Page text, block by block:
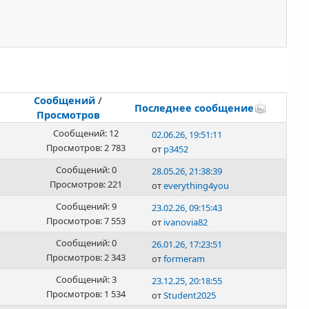
Сообщений /
Просмотров
Последнее сообщение
Сообщений: 12
Просмотров: 2 783
02.06.26, 19:51:11
от p3452
Сообщений: 0
Просмотров: 221
28.05.26, 21:38:39
отeverything4you
Сообщений: 9
Просмотров: 7 553
23.02.26, 09:15:43
от ivanovia82
Сообщений: 0
Просмотров: 2 343
26.01.26, 17:23:51
отformeram
Сообщений: 3
Просмотров: 1 534
23.12.25, 20:18:55
отStudent2025